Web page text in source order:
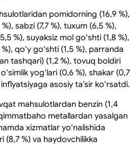
pomidorning (16,9 %),
sabzi (7,7 %), tuxum (6,5 %),
%), suyaksiz mol goʻshti (1,8 %),
qoʻy goʻshti (1,5 %), parranda
tashqari) (1,2 %), tovuq boldiri
yogʻlari (0,6 %), shakar (0,7
asosiy taʼsir koʻrsatdi.
mahsulotlardan benzin (1,4
metallardan yasalgan
xizmatlar yoʻnalishida
(8,7 %) va haydovchilikka